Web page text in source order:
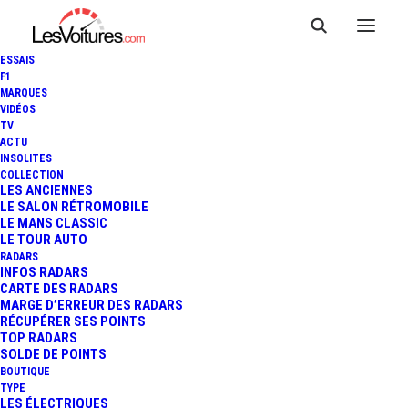
ESSAIS
F1
MARQUES
VIDÉOS
TV
ACTU
INSOLITES
COLLECTION
LES ANCIENNES
LE SALON RÉTROMOBILE
LE MANS CLASSIC
LE TOUR AUTO
RADARS
INFOS RADARS
CARTE DES RADARS
MARGE D’ERREUR DES RADARS
RÉCUPÉRER SES POINTS
TOP RADARS
SOLDE DE POINTS
BOUTIQUE
TYPE
LES ÉLECTRIQUES